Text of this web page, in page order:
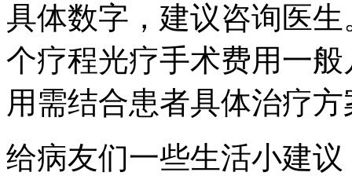
具体数字，建议咨询医
个疗程光疗手术费用一
用需结合患者具体治疗方
给病友们一些生活小建议